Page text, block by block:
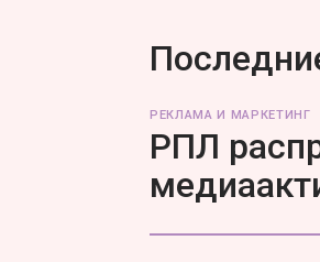
РЕКЛАМА И МАРКЕТИНГ
РПЛ